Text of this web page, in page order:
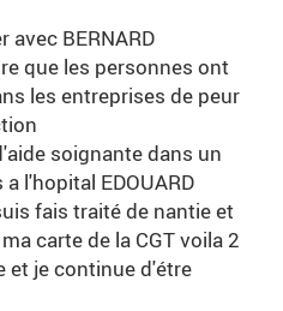
avec BERNARD
que les personnes ont
les entreprises de peur
soignante dans un
l'hopital EDOUARD
fais traité de nantie et
carte de la CGT voila 2
et je continue d'étre